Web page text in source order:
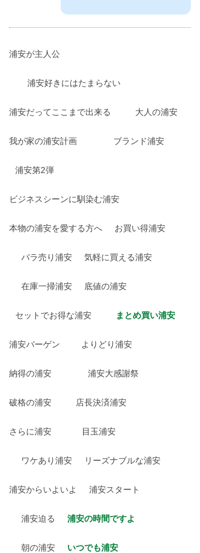
浦安が主人公
浦安好きにはたまらない
浦安だってここまで出来る 大人の浦安
我が家の浦安計画 ブランド浦安
浦安第2弾
ビジネスシーンに馴染む浦安
本物の浦安を愛する方へ お買い得浦安
バラ売り浦安 気軽に買える浦安
在庫一掃浦安 底値の浦安
セットでお得な浦安 まとめ買い浦安
浦安バーゲン よりどり浦安
納得の浦安 浦安大感謝祭
破格の浦安 店長決済浦安
さらに浦安 目玉浦安
ワケあり浦安 リーズナブルな浦安
浦安からいよいよ 浦安スタート
浦安迫る 浦安の時間ですよ
朝の浦安 いつでも浦安